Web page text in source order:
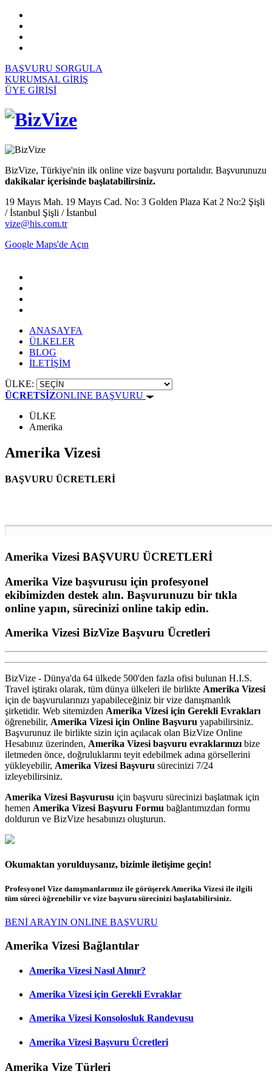
BAŞVURU SORGULA
KURUMSAL GİRİŞ
ÜYE GİRİŞİ
BizVize, Türkiye'nin ilk online vize başvuru portalıdır. Başvurunuzu
dakikalar içerisinde başlatabilirsiniz.
19 Mayıs Mah. 19 Mayıs Cad. No: 3 Golden Plaza Kat 2 No:2 Şişli
/ İstanbul Şişli / İstanbul
vize@his.com.tr
Google Maps'de Açın
ANASAYFA
ÜLKELER
BLOG
İLETİŞİM
ÜLKE:
ÜCRETSİZONLINE BAŞVURU
ÜLKE
Amerika
Amerika Vizesi
BAŞVURU ÜCRETLERİ
Amerika Vizesi BAŞVURU ÜCRETLERİ
Amerika Vize başvurusu için profesyonel
ekibimizden destek alın. Başvurunuzu bir tıkla
online yapın, sürecinizi online takip edin.
Amerika Vizesi BizVize Başvuru Ücretleri
BizVize - Dünya'da 64 ülkede 500'den fazla ofisi bulunan H.I.S.
Travel iştirakı olarak, tüm dünya ülkeleri ile birlikte Amerika Vizesi
için de başvurularınızı yapabileceğiniz bir vize danışmanlık
şirketidir. Web sitemizden Amerika Vizesi için Gerekli Evrakları
öğrenebilir, Amerika Vizesi için Online Başvuru yapabilirsiniz.
Başvurunuz ile birlikte sizin için açılacak olan BizVize Online
Hesabınız üzerinden, Amerika Vizesi başvuru evraklarınızı bize
iletmeden önce, doğruluklarını teyit edebilmek adına görsellerini
yükleyebilir, Amerika Vizesi Başvuru sürecinizi 7/24
izleyebilirsiniz.
Amerika Vizesi Başvurusu için başvuru sürecinizi başlatmak için
hemen Amerika Vizesi Başvuru Formu bağlantımızdan formu
doldurun ve BizVize hesabınızı oluşturun.
Okumaktan yorulduysanız, bizimle iletişime geçin!
Profesyonel Vize danışmanlarımız ile görüşerek Amerika Vizesi ile ilgili
tüm süreci öğrenebilir ve vize başvuru sürecinizi başlatabilirsiniz.
BENİ ARAYIN ONLINE BAŞVURU
Amerika Vizesi Bağlantılar
Amerika Vizesi Nasıl Alınır?
Amerika Vizesi için Gerekli Evraklar
Amerika Vizesi Konsolosluk Randevusu
Amerika Vizesi Başvuru Ücretleri
Amerika Vize Türleri